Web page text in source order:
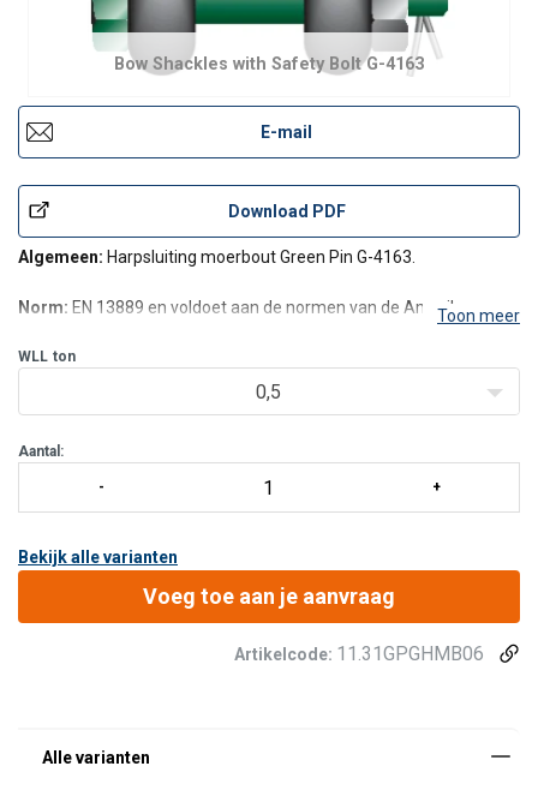
Bow Shackles with Safety Bolt G-4163
E-mail
Download PDF
Algemeen: Harpsluiting moerbout Green Pin G-4163.
Norm: EN 13889 en voldoet aan de normen van de Amerikaanse
Dit product kan zonder extra kosten worden
Toon meer
WLL ton
0,5
Aantal:
Bekijk alle varianten
Voeg toe aan je aanvraag
Artikelcode: 11.31GPGHMB06